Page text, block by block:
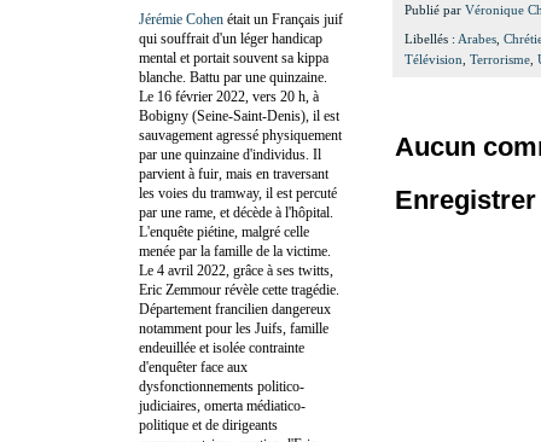
Publié par Véronique
Libellés : Arabes,
Télévision, Terrorisme,
Aucun
Jérémie Cohen était un Français juif
qui souffrait d'un léger handicap
mental et portait souvent sa kippa
blanche. Battu par une quinzaine.
Le 16 février 2022, vers 20 h, à
Bobigny (Seine-Saint-Denis), il est
sauvagement agressé physiquement
par une quinzaine d'individus. Il
parvient à fuir, mais en traversant
les voies du tramway, il est percuté
par une rame, et décède à l'hôpital.
L'enquête piétine, malgré celle
menée par la famille de la victime.
Le 4 avril 2022, grâce à ses twitts,
Eric Zemmour révèle cette tragédie.
Département francilien dangereux
notamment pour les Juifs, famille
endeuillée et isolée contrainte
d'enquêter face aux
dysfonctionnements politico-
judiciaires, omerta médiatico-
politique et de dirigeants